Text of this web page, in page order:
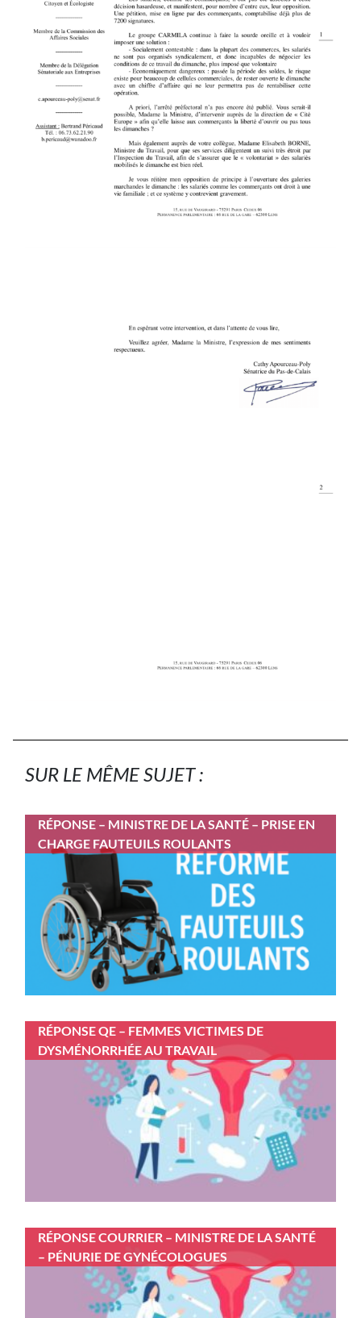
SUR LE MÊME SUJET :
RÉPONSE – MINISTRE DE LA SANTÉ – PRISE EN
CHARGE FAUTEUILS ROULANTS
RÉPONSE QE – FEMMES VICTIMES DE
DYSMÉNORRHÉE AU TRAVAIL
RÉPONSE COURRIER – MINISTRE DE LA SANTÉ
– PÉNURIE DE GYNÉCOLOGUES